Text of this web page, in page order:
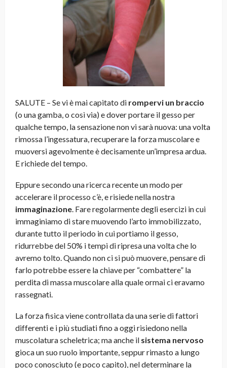
SALUTE – Se vi è mai capitato di rompervi un braccio
(o una gamba, o così via) e dover portare il gesso per
qualche tempo, la sensazione non vi sarà nuova: una volta
rimossa l’ingessatura, recuperare la forza muscolare e
muoversi agevolmente è decisamente un’impresa ardua.
E richiede del tempo.
Eppure secondo una ricerca recente un modo per
accelerare il processo c’è, e risiede nella nostra
immaginazione. Fare regolarmente degli esercizi in cui
immaginiamo di stare muovendo l’arto immobilizzato,
durante tutto il periodo in cui portiamo il gesso,
ridurrebbe del 50% i tempi di ripresa una volta che lo
avremo tolto. Quando non ci si può muovere, pensare di
farlo potrebbe essere la chiave per “combattere” la
perdita di massa muscolare alla quale ormai ci eravamo
rassegnati.
La forza fisica viene controllata da una serie di fattori
differenti e i più studiati fino a oggi risiedono nella
muscolatura scheletrica; ma anche il sistema nervoso
gioca un suo ruolo importante, seppur rimasto a lungo
poco conosciuto (e poco capito), nel determinare la